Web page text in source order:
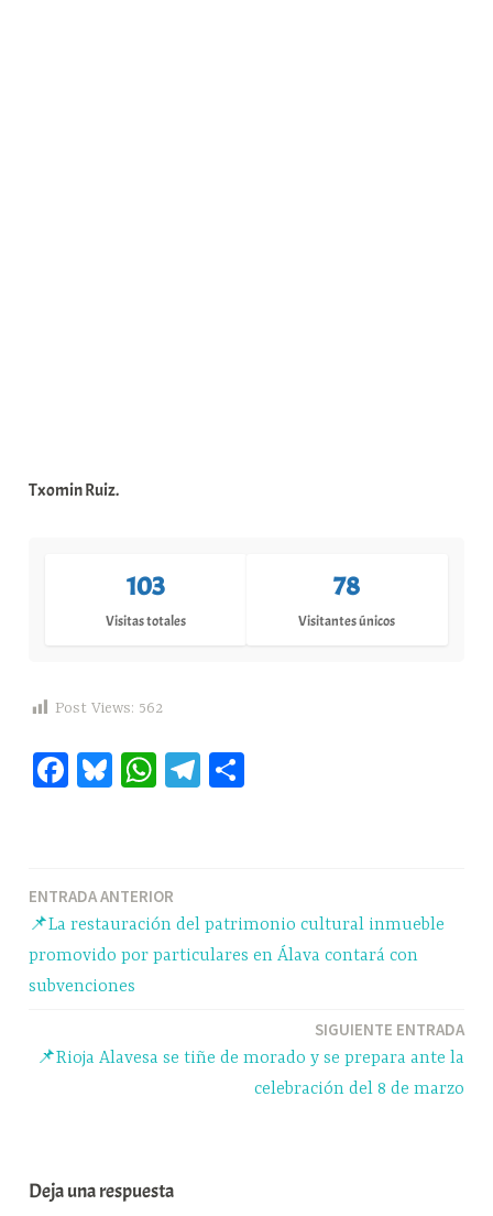
Txomin Ruiz.
103
Visitas totales
78
Visitantes únicos
Post Views: 562
Fa Bl W
pp
Te
m rti
r
Navegación
de
entradas
ENTRADA ANTERIOR
📌La restauración del patrimonio cultural inmueble
promovido por particulares en Álava contará con
subvenciones
SIGUIENTE ENTRADA
📌Rioja Alavesa se tiñe de morado y se prepara ante la
celebración del 8 de marzo
Deja una respuesta